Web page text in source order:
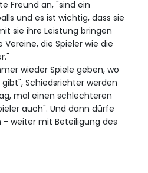
Freund an, "sind ein
und es ist wichtig, dass sie
sie ihre Leistung bringen
Vereine, die Spieler wie die
wieder Spiele geben, wo
Schiedsrichter werden
mal einen schlechteren
auch". Und dann dürfe
weiter mit Beteiligung des